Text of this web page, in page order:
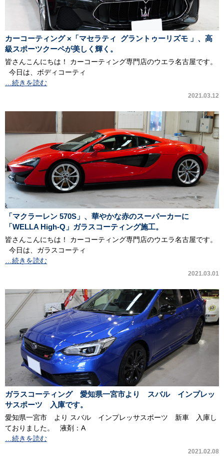
カーコーティング ×「マセラティ グラントゥーリズモ 」、高
級スポーツクーペが美しく輝く。
皆さんこんにちは！ カーコーティング専門店のウエラ名古屋です。
今日は、ボディコーティ
…続きを読む
2021.03.12
「マクラーレン 570S」、華やかな赤のスーパーカーに
「WELLA High-Q」ガラスコーティング施工。
皆さんこんにちは！ カーコーティング専門店のウエラ名古屋です。
今日は、ガラスコーティ
…続きを読む
2021.03.01
ガラスコーティング 愛知県一宮市より スバル インプレッ
サスポーツ 入庫です。
愛知県一宮市 より スバル インプレッサスポーツ 新車 入庫し
ておりました。 液剤：A
…続きを読む
2021.02.08